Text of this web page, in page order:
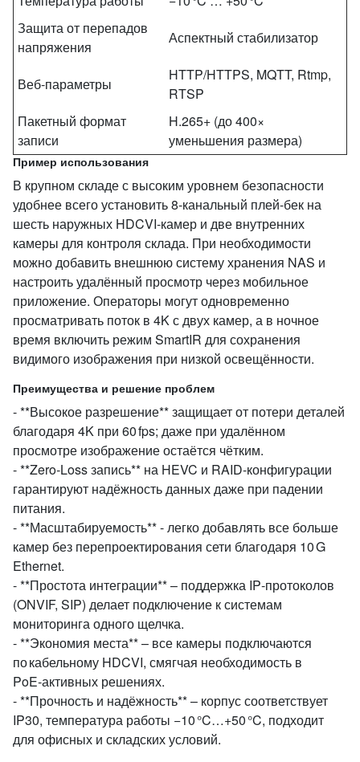
Защита от перепадов
напряжения
Аспектный стабилизатор
Веб‑параметры
HTTP/HTTPS, MQTT, Rtmp,
RTSP
Пакетный формат
записи
H.265+ (до 400×
уменьшения размера)
Пример использования
В крупном складе с высоким уровнем безопасности
удобнее всего установить 8‑канальный плей‑бек на
шесть наружных HDCVI‑камер и две внутренних
камеры для контроля склада. При необходимости
можно добавить внешнюю систему хранения NAS и
настроить удалённый просмотр через мобильное
приложение. Операторы могут одновременно
просматривать поток в 4K с двух камер, а в ночное
время включить режим SmartIR для сохранения
видимого изображения при низкой освещённости.
Преимущества и решение проблем
- **Высокое разрешение** защищает от потери деталей
благодаря 4K при 60 fps; даже при удалённом
просмотре изображение остаётся чётким.
- **Zero‑Loss запись** на HEVC и RAID‑конфигурации
гарантируют надёжность данных даже при падении
питания.
- **Масштабируемость** - легко добавлять все больше
камер без перепроектирования сети благодаря 10 G
Ethernet.
- **Простота интеграции** – поддержка IP‑протоколов
(ONVIF, SIP) делает подключение к системам
мониторинга одного щелчка.
- **Экономия места** – все камеры подключаются
по кабельному HDCVI, смягчая необходимость в
PoE‑активных решениях.
- **Прочность и надёжность** – корпус соответствует
IP30, температура работы −10 °C…+50 °C, подходит
для офисных и складских условий.